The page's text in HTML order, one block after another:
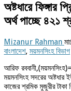
অষ্টধারে ফিঙ্গার
অর্থ পাচ্ছে ৪২১
Mizanur Rahman
বাংলাদেশ, ময়মনসিংহ বিভাগ
আরিফ রববানী,(ময়মনসিংহ)=
ময়মনসিংহ সদরের অষ্টধার
কাজের শ্রমিক মুজুরীর টাকা